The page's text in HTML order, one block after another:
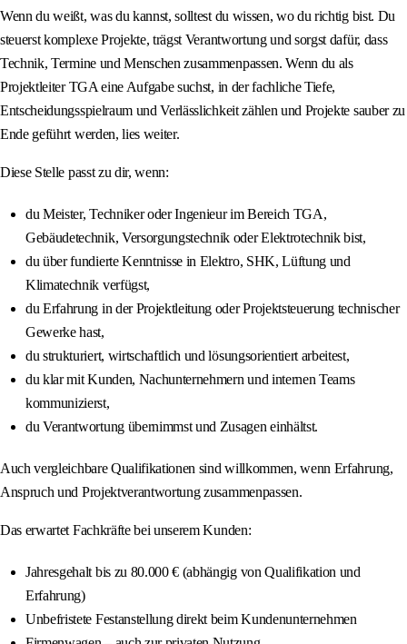
Wenn du weißt, was du kannst, solltest du wissen, wo du richtig bist. Du
steuerst komplexe Projekte, trägst Verantwortung und sorgst dafür, dass
Technik, Termine und Menschen zusammenpassen. Wenn du als
Projektleiter TGA eine Aufgabe suchst, in der fachliche Tiefe,
Entscheidungsspielraum und Verlässlichkeit zählen und Projekte sauber zu
Ende geführt werden, lies weiter.
Diese Stelle passt zu dir, wenn:
du Meister, Techniker oder Ingenieur im Bereich TGA,
Gebäudetechnik, Versorgungstechnik oder Elektrotechnik bist,
du über fundierte Kenntnisse in Elektro, SHK, Lüftung und
Klimatechnik verfügst,
du Erfahrung in der Projektleitung oder Projektsteuerung technischer
Gewerke hast,
du strukturiert, wirtschaftlich und lösungsorientiert arbeitest,
du klar mit Kunden, Nachunternehmern und internen Teams
kommunizierst,
du Verantwortung übernimmst und Zusagen einhältst.
Auch vergleichbare Qualifikationen sind willkommen, wenn Erfahrung,
Anspruch und Projektverantwortung zusammenpassen.
Das erwartet Fachkräfte bei unserem Kunden:
Jahresgehalt bis zu 80.000 € (abhängig von Qualifikation und
Erfahrung)
Unbefristete Festanstellung direkt beim Kundenunternehmen